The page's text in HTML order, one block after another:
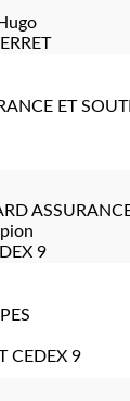
ET
9
CEDEX 9